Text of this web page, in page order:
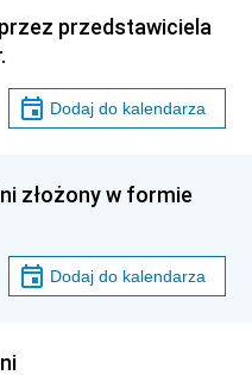
przedstawiciela
Dodaj do kalendarza
złożony w formie
Dodaj do kalendarza